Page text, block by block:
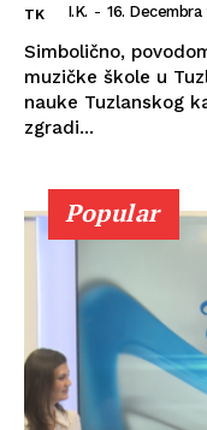
TK I.K. - 16. Decembra
Simbolično,
muzičke škole u
nauke Tuzlanskog
zgradi...
Popular